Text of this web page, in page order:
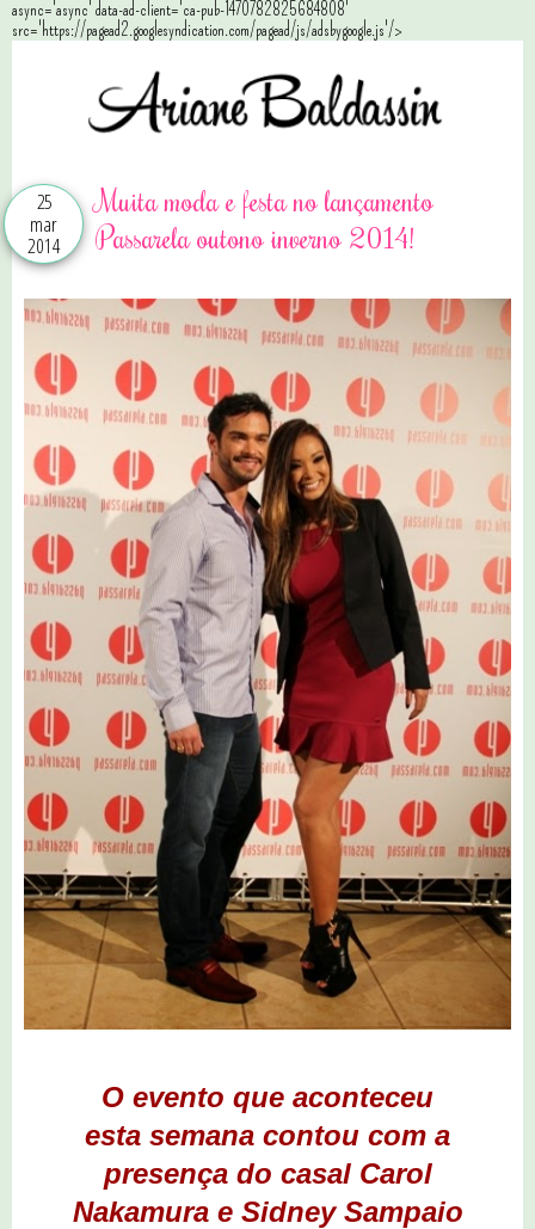
async='async' data-ad-client='ca-pub-1470782825684808'
src='https://pagead2.googlesyndication.com/pagead/js/adsbygoogle.js'/>
25
mar
2014
Muita moda e festa no lançamento
Passarela outono inverno 2014!
O evento que aconteceu
esta semana contou com a
presença do casal Carol
Nakamura e Sidney Sampaio